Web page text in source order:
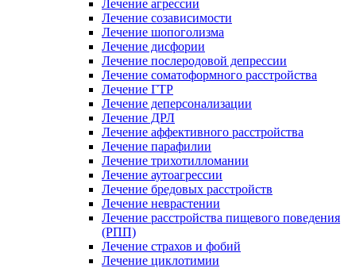
Лечение агрессии
Лечение созависимости
Лечение шопоголизма
Лечение дисфории
Лечение послеродовой депрессии
Лечение соматоформного расстройства
Лечение ГТР
Лечение деперсонализации
Лечение ДРЛ
Лечение аффективного расстройства
Лечение парафилии
Лечение трихотилломании
Лечение аутоагрессии
Лечение бредовых расстройств
Лечение неврастении
Лечение расстройства пищевого поведения
(РПП)
Лечение страхов и фобий
Лечение циклотимии